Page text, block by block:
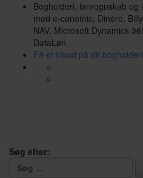
Bogholderi, lønregnskab
med e-conomic, Dinero,
NAV, Microsoft Dynamics
DataLøn
Få et tilbud på dit
Søg efter: